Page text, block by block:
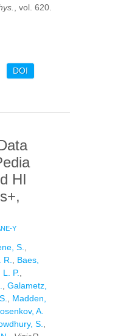
, vol. 620.
OF
DOI
HI
Y
S.
Baes,
P.
Galametz,
Madden,
A.
S.